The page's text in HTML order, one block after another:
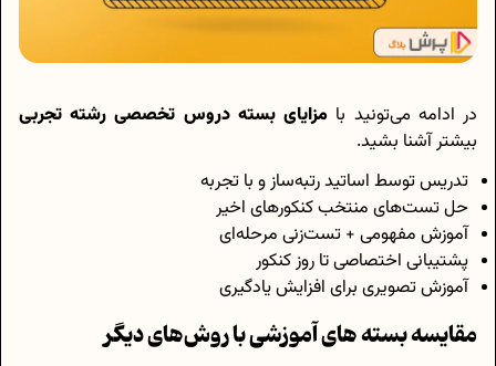
در ادامه می‌تونید با مزایای بسته دروس تخصصی رشته تجربی
بیشتر آشنا بشید.
تدریس توسط اساتید رتبه‌ساز و با تجربه
حل تست‌های منتخب کنکورهای اخیر
آموزش مفهومی + تست‌زنی مرحله‌ای
پشتیبانی اختصاصی تا روز کنکور
آموزش تصویری برای افزایش یادگیری
مقایسه بسته های آموزشی با روش‌های دیگر